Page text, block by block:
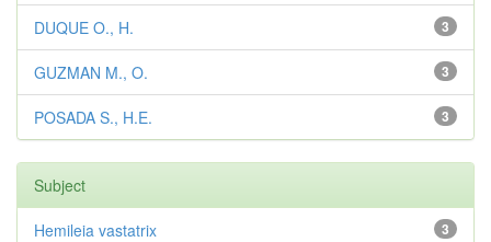
3
DUQUE O., H.
3
GUZMAN M., O.
3
POSADA S., H.E.
Subject
3
Hemileia vastatrix